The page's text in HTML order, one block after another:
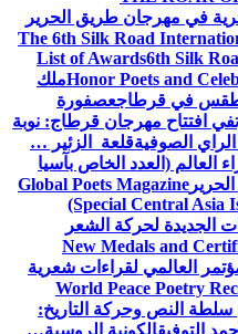
في مهرجان طريق الحرير
The 6th Silk Road
List of Awards6th Silk
Honor Poets andملك
في قرطاجعصفورة
في افتتاح مهرجان قرطاج: نوبة
الصوفيةقلعة الزئير …
العالم (العدد الخاص بآسيا
Global Poets Magazine
(Special Central Asia
الجديدة لحركة الشعر
New Medals and
العالمي لقراءات شعرية
World Peace Poetry
سلطة النص وحركة التاريخ: